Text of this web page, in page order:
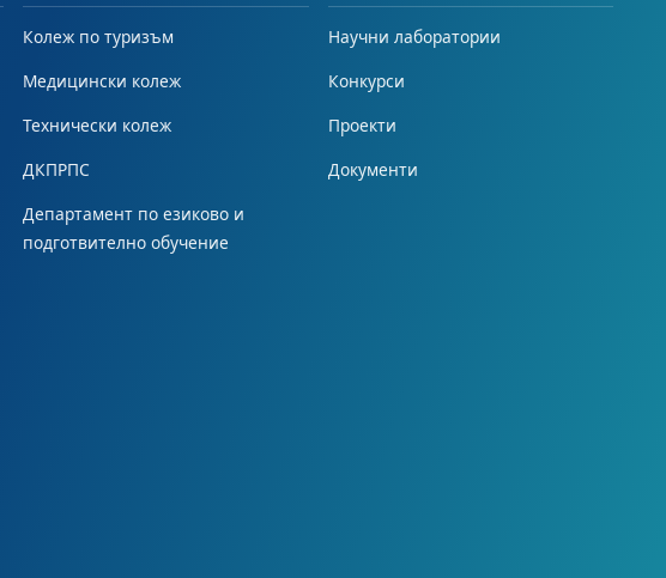
Колеж по туризъм
Медицински колеж
Технически колеж
ДКПРПС
Департамент по езиково и
подготвително обучение
Научни лаборатории
Конкурси
Проекти
Документи